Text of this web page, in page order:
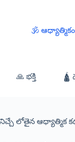
🕉️ ఆధ్యాత్మికం
🙏 భక్తి
లోతైన ఆధ్యాత్మిక